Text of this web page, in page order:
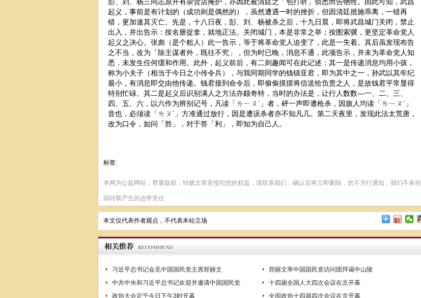
起义，事前是有计划的（成功则是偶然的），虽然遭遇一时的挫折，但因清廷措施乖离，一错再
错，更加速其灭亡。先是，十八日夜，彭、刘、杨被杀之后，十九日晨，即将武昌城门关闭，禁止
出入，并出告示：按名册捉拿，就地正法。关闭城门，本是非常之举；按图索骥，更坚定革命党人
起义之决心。张彪（是个粗人）此一告示，等于将革命党人迫变了，此是一失着。其后虽发现布告
之不当，改为「除主谋者外，既往不究」，但为时已晚，消息不通，此项告示，并未为革命党人知
悉，未发生任何缓和作用。此外，起义前后，有二则趣闻可在此记述：其一是传递消息均用小孩，
称为小夫子（相当于今日之小传令兵），与我同期同学的钱镇亚君，即为其中之一，孙武以其年纪
最小，有消息即交由他传递。钱君接到命令后，即偷偷摸摸将信送给负责之人，是故钱君平常显得
特别忙碌。其二是起义后识别满人之方法亦颇奇特，当时的办法是，让行人数数—一、二、三、
四、五、六，以六作为辨别记号，凡读「ㄌㄧㄡˊ」者，砰一声即遭枪杀，因旗人均读「ㄌㄧㄡˊ」
音也，必须读「ㄌㄡˊ」方准通过放行，因是遭误杀者亦不知凡几。第二天夜里，发现此法太荒唐，
改为口令，如问「胜」，对于答「利」，即知为自己人。
标签:
本网为公益网站，尊重版权，转载文章若侵犯您的权益，请联系我们，确认后将立即删除，恕不另行通知，我们不承担
因转载产生的连带责任
本文仅代表作者观点，不代表本站立场
习近平总书记会见中国国民党主席郑丽文
郑丽文率中国国民党访问团拜谒中山陵
中共中央和习近平总书记欢迎并邀请中国国民党
十四届全国人大四次会议在京开幕
政协大会定于今日下午3时开幕
全国政协十四届四次会议在京开幕